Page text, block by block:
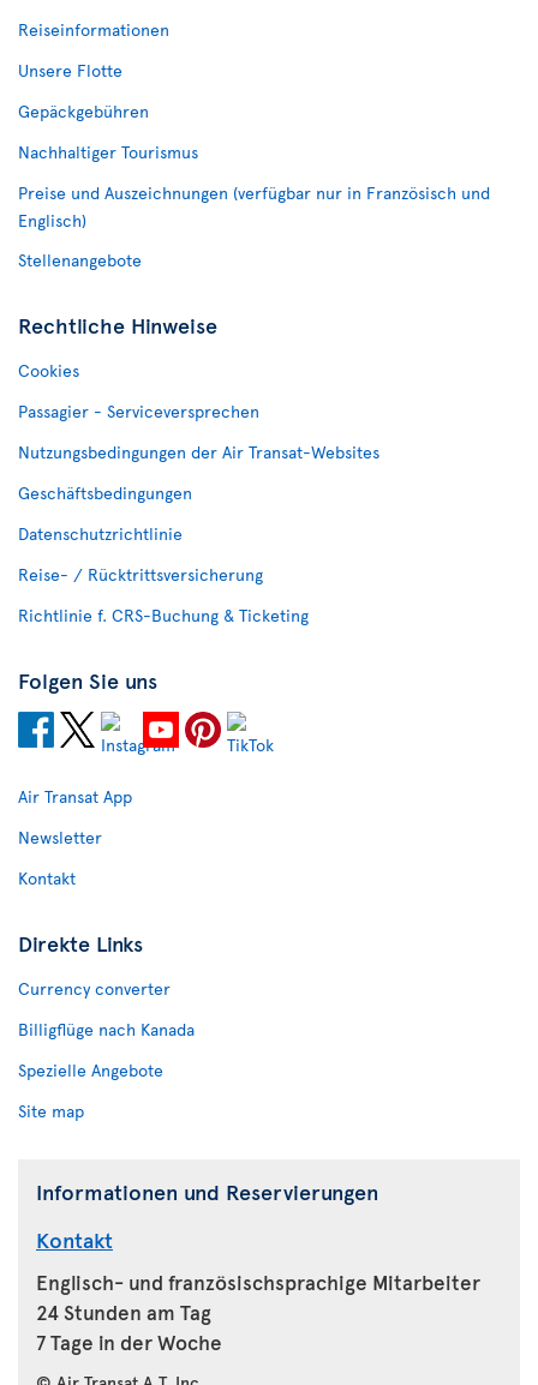
Reiseinformationen
Unsere Flotte
Gepäckgebühren
Nachhaltiger Tourismus
Preise und Auszeichnungen (verfügbar nur in Französisch und
Englisch)
Stellenangebote
Rechtliche Hinweise
Cookies
Passagier - Serviceversprechen
Nutzungsbedingungen der Air Transat-Websites
Geschäftsbedingungen
Datenschutzrichtlinie
Reise- / Rücktrittsversicherung
Richtlinie f. CRS-Buchung & Ticketing
Folgen Sie uns
Air Transat App
Newsletter
Kontakt
Direkte Links
Currency converter
Billigflüge nach Kanada
Spezielle Angebote
Site map
Informationen und Reservierungen
Kontakt
Englisch- und französischsprachige Mitarbeiter
24 Stunden am Tag
7 Tage in der Woche